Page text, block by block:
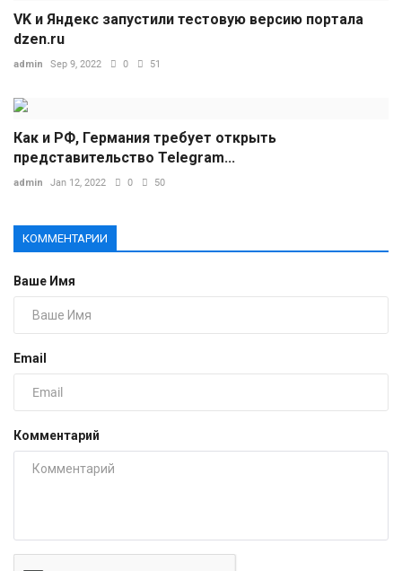
VK и Яндекс запустили тестовую версию портала
dzen.ru
admin Sep 9, 2022 0 51
Как и РФ, Германия требует открыть
представительство Telegram...
admin Jan 12, 2022 0 50
КОММЕНТАРИИ
Ваше Имя
Email
Комментарий